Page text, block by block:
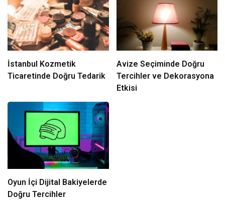
İstanbul Kozmetik
Ticaretinde Doğru Tedarik
Avize Seçiminde Doğru
Tercihler ve Dekorasyona
Etkisi
Oyun İçi Dijital Bakiyelerde
Doğru Tercihler